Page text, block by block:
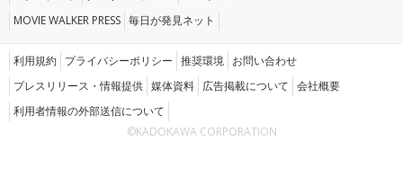
MOVIE WALKER PRESS 毎日が発見ネット
利用規約 プライバシーポリシー 推奨環境 お問い合わせ
プレスリリース・情報提供 媒体資料 広告掲載について 会社概要
利用者情報の外部送信について
©KADOKAWA CORPORATION